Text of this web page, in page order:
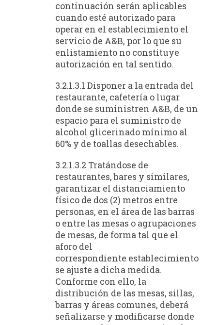
continuación serán aplicables
cuando esté autorizado para
operar en el establecimiento el
servicio de A&B, por lo que su
enlistamiento no constituye
autorización en tal sentido.
3.2.1.3.1 Disponer a la entrada del
restaurante, cafetería o lugar
donde se suministren A&B, de un
espacio para el suministro de
alcohol glicerinado mínimo al
60% y de toallas desechables.
3.2.1.3.2 Tratándose de
restaurantes, bares y similares,
garantizar el distanciamiento
físico de dos (2) metros entre
personas, en el área de las barras
o entre las mesas o agrupaciones
de mesas, de forma tal que el
aforo del
correspondiente establecimiento
se ajuste a dicha medida.
Conforme con ello, la
distribución de las mesas, sillas,
barras y áreas comunes, deberá́
señalizarse y modificarse donde